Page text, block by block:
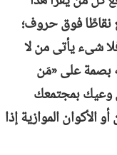
نقاطًا فوق حروف؛
شىء يأتى من لا
بصمة على «مَن
وعيك بمجتمعك
الأكوان الموازية إذا